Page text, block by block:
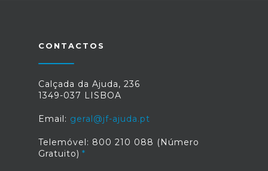
CONTACTOS
Calçada da Ajuda, 236
1349-037 LISBOA
Email: geral@jf-ajuda.pt
Telemóvel: 800 210 088 (Número
Gratuito)